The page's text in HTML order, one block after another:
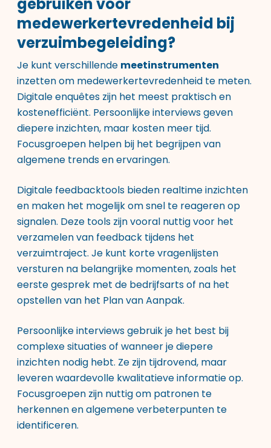
medewerkertevredenheid bij
verzuimbegeleiding?
Je kunt verschillende meetinstrumenten
inzetten om medewerkertevredenheid te meten.
Digitale enquêtes zijn het meest praktisch en
kostenefficiënt. Persoonlijke interviews geven
diepere inzichten, maar kosten meer tijd.
Focusgroepen helpen bij het begrijpen van
algemene trends en ervaringen.
Digitale feedbacktools bieden realtime inzichten
en maken het mogelijk om snel te reageren op
signalen. Deze tools zijn vooral nuttig voor het
verzamelen van feedback tijdens het
verzuimtraject. Je kunt korte vragenlijsten
versturen na belangrijke momenten, zoals het
eerste gesprek met de bedrijfsarts of na het
opstellen van het Plan van Aanpak.
Persoonlijke interviews gebruik je het best bij
complexe situaties of wanneer je diepere
inzichten nodig hebt. Ze zijn tijdrovend, maar
leveren waardevolle kwalitatieve informatie op.
Focusgroepen zijn nuttig om patronen te
herkennen en algemene verbeterpunten te
identificeren.